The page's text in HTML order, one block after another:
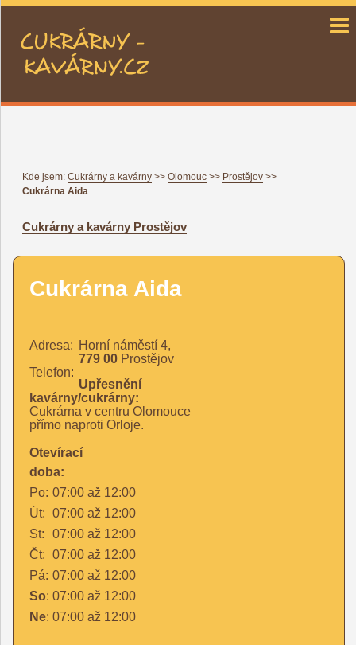
cukrárny a kavárny CZ
Kde jsem: Cukrárny a kavárny >> Olomouc >> Prostějov >>
Cukrárna Aida
Cukrárny a kavárny Prostějov
Cukrárna Aida
Adresa: Horní náměstí 4,
779 00 Prostějov
Telefon:
Upřesnění
kavárny/cukrárny:
Cukrárna v centru Olomouce
přímo naproti Orloje.
Otevírací
doba:
Po: 07:00 až 12:00
Út: 07:00 až 12:00
St:
07:00 až 12:00
Čt: 07:00 až 12:00
Pá: 07:00 až 12:00
So: 07:00 až 12:00
Ne: 07:00 až 12:00